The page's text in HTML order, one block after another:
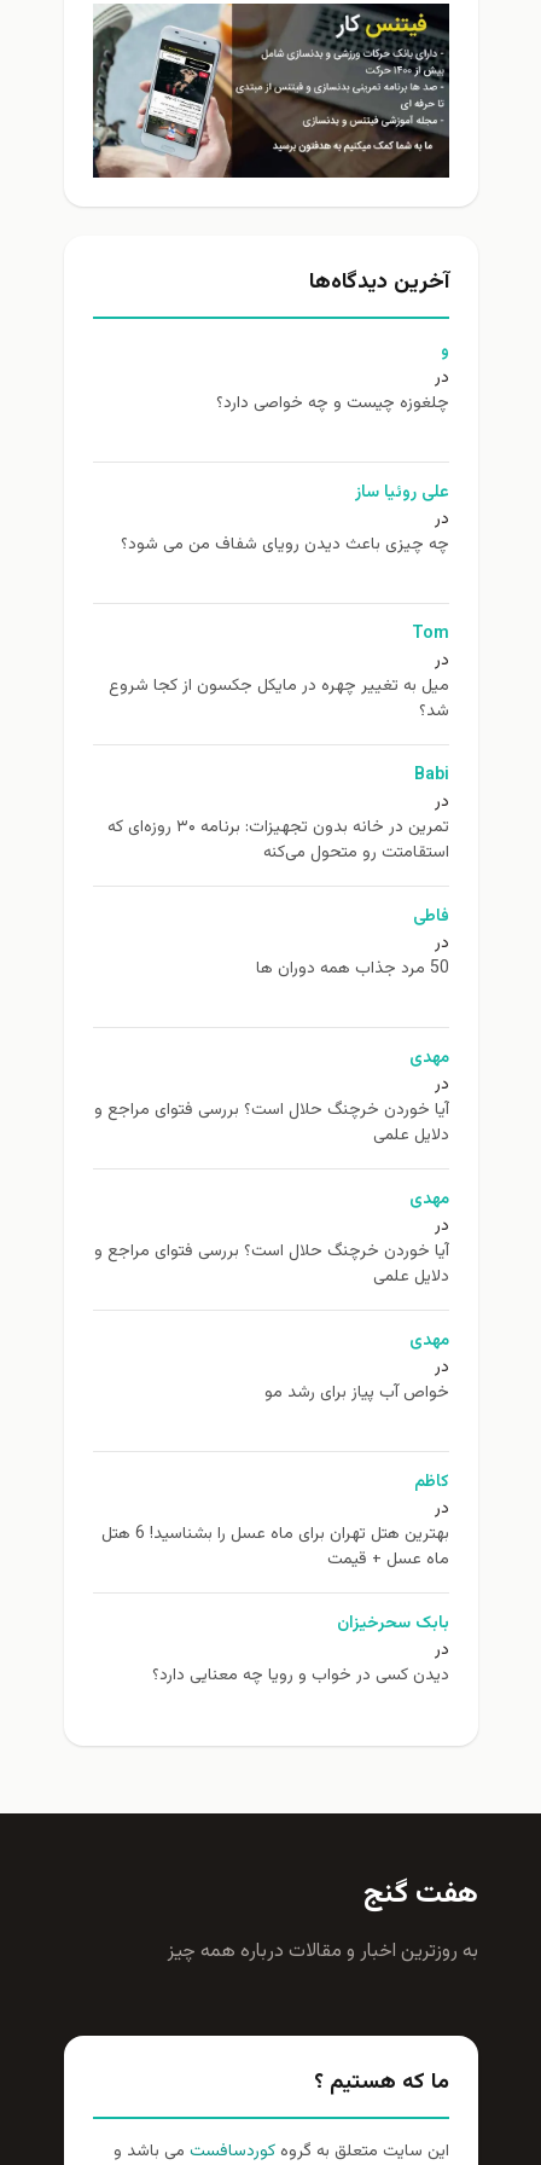
آخرین دیدگاه‌ها
و
در
چلغوزه چیست و چه خواصی دارد؟
علی روئیا ساز
در
چه چیزی باعث دیدن رویای شفاف من می شود؟
Tom
در
ميل به تغيير چهره در مایکل جکسون از كجا شروع
شد؟
Babi
در
تمرین در خانه بدون تجهیزات: برنامه ۳۰ روزه‌ای که
استقامتت رو متحول می‌کنه
فاطی
در
50 مرد جذاب همه دوران ها
مهدی
در
آیا خوردن خرچنگ حلال است؟ بررسی فتوای مراجع و
دلایل علمی
مهدی
در
آیا خوردن خرچنگ حلال است؟ بررسی فتوای مراجع و
دلایل علمی
مهدی
در
خواص آب پیاز برای رشد مو
کاظم
در
بهترین هتل تهران برای ماه عسل را بشناسید! 6 هتل
ماه عسل + قیمت
بابک سحرخیزان
در
دیدن کسی در خواب و رویا چه معنایی دارد؟
هفت گنج
به روزترين اخبار و مقالات درباره همه چيز
ما که هستیم ؟
این سایت متعلق به گروهکوردسافست می باشد و